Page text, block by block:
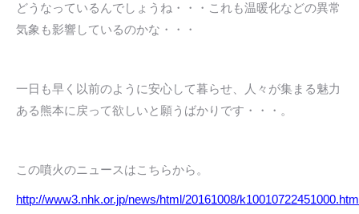
どうなっているんでしょうね・・・これも温暖化などの異常
気象も影響しているのかな・・・
一日も早く以前のように安心して暮らせ、人々が集まる魅力
ある熊本に戻って欲しいと願うばかりです・・・。
この噴火のニュースはこちらから。
http://www3.nhk.or.jp/news/html/20161008/